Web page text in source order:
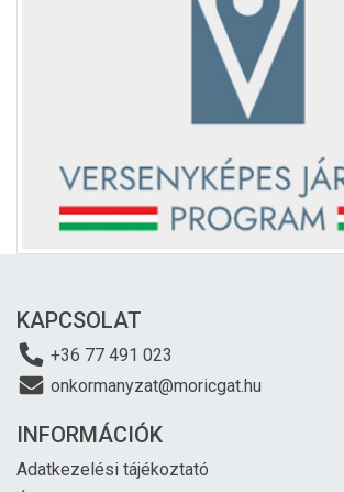
KAPCSOLAT
+36 77 491 023
onkormanyzat@moricgat.hu
INFORMÁCIÓK
Adatkezelési tájékoztató